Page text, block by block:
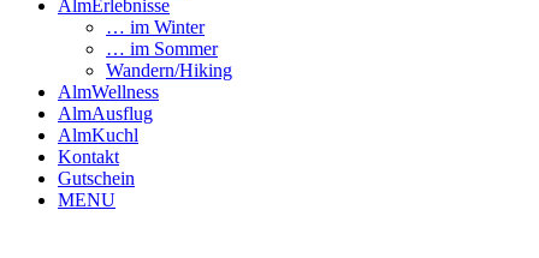
AlmErlebnisse
… im Winter
… im Sommer
Wandern/Hiking
AlmWellness
AlmAusflug
AlmKuchl
Kontakt
Gutschein
MENU